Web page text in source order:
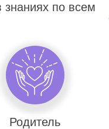
знаниях по всем
Родитель